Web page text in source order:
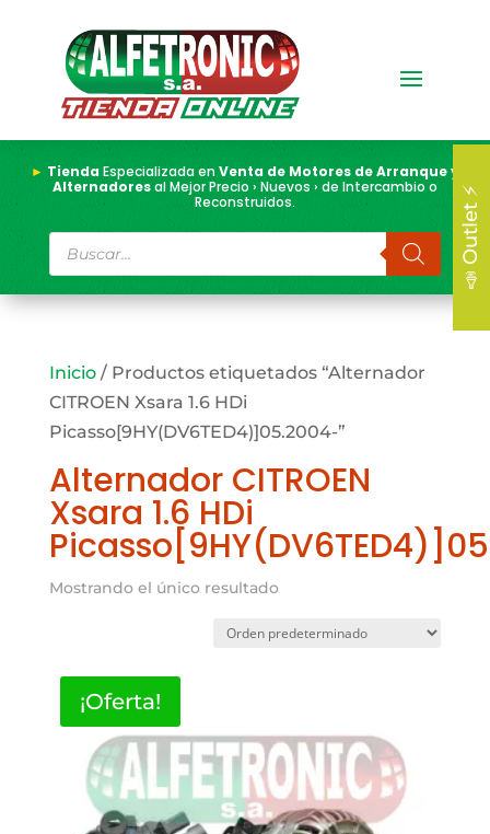
► TiendaEspecializada enVenta de Motores de Arranque y
Alternadoresal Mejor Precio › Nuevos › de Intercambio o
Reconstruidos.
Búsqueda
de
productos
Inicio/ Productos etiquetados “Alternador
CITROEN Xsara 1.6 HDi
Picasso[9HY(DV6TED4)]05.2004-”
Alternador CITROEN
Xsara 1.6 HDi
Mostrando el único resultado
¡Oferta!
📣 Outlet ⚡